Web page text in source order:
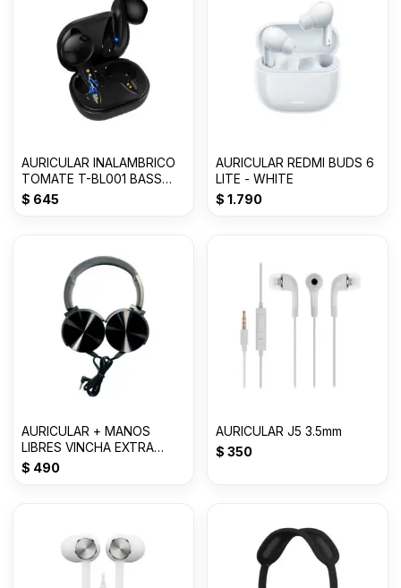
AURICULAR INALAMBRICO
TOMATE T-BL001 BASS
Con 50% OFF
$ 645
AURICULAR REDMI BUDS 6
LITE - WHITE
$ 1.790
AURICULAR + MANOS
LIBRES VINCHA EXTRA
BASS 3.0mm MDR-
$ 490
AURICULAR J5 3.5mm
$ 350